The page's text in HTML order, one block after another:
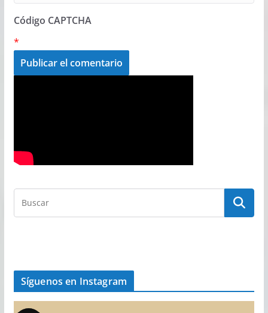
Código CAPTCHA
*
Síguenos en Instagram